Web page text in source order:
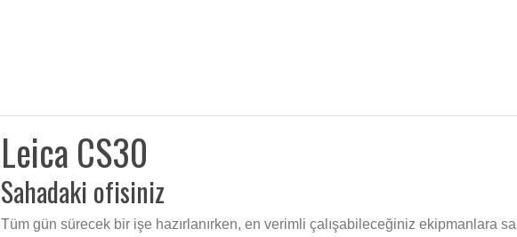
Leica CS30
Sahadaki ofisiniz
Tüm gün sürecek bir işe hazırlanırken, en verimli çalışabileceğiniz ekipmanlara